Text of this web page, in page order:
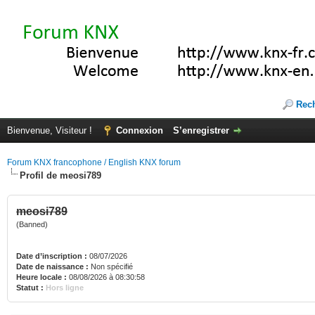
Bienvenue, Visiteur ! Connexion S’enregistrer
Forum KNX francophone / English KNX forum
Profil de meosi789
meosi789
(Banned)
Date d’inscription : 08/07/2026
Date de naissance : Non spécifié
Heure locale : 08/08/2026 à 08:30:58
Statut : Hors ligne